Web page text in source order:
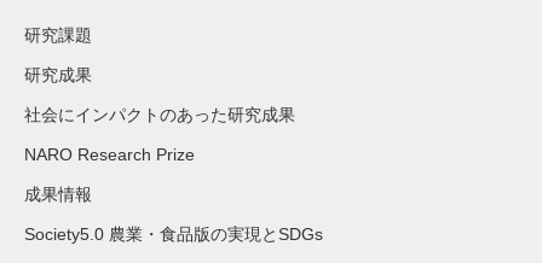
研究課題
研究成果
社会にインパクトのあった研究成果
NARO Research Prize
成果情報
Society5.0 農業・食品版の実現とSDGs